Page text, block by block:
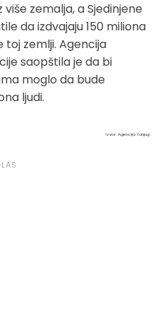
zemalja, a Sjedinjene
da izdvajaju 150 miliona
toj zemlji. Agencija
saopštila je da bi
moglo da bude
ljudi.
Izvor: Agencija Tanjug